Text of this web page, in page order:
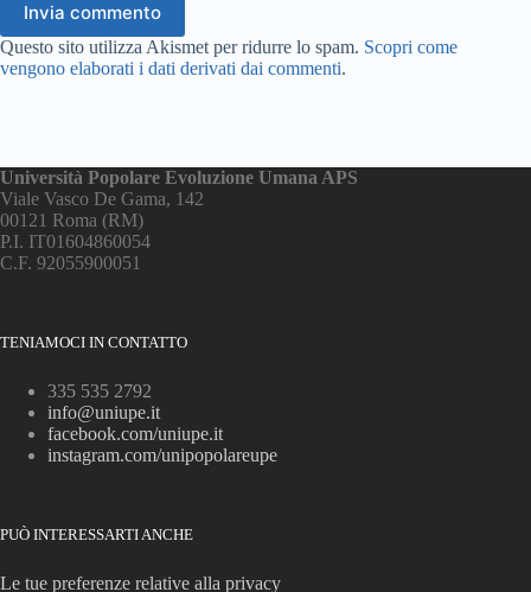
Invia commento
Questo sito utilizza Akismet per ridurre lo spam. Scopri come
vengono elaborati i dati derivati dai commenti.
Università Popolare Evoluzione Umana APS
Viale Vasco De Gama, 142
00121 Roma (RM)
P.I. IT01604860054
C.F. 92055900051
TENIAMOCI IN CONTATTO
335 535 2792
info@uniupe.it
facebook.com/uniupe.it
instagram.com/unipopolareupe
PUÒ INTERESSARTI ANCHE
Le tue preferenze relative alla privacy